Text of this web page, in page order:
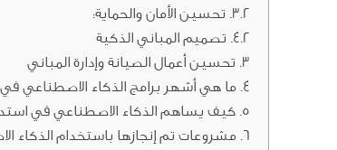
تحسين الأمان والحماية:
تصميم المباني الذكية
تحسين أعمال الصيانة وإدارة المباني
ما هي أشهر برامج الذكاء الاصطناعي في
كيف يساهم الذكاء الاصطناعي في
مشروعات تم إنجازها باستخدام الذكاء